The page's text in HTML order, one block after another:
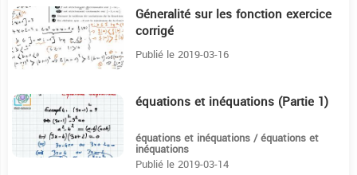
22:5 Géneralité sur les fonction exercice
corrigé
Publié le 2019-03-16
15:43 équations et inéquations (Partie 1)
équations et inéquations / équations et
inéquations
Publié le 2019-03-14